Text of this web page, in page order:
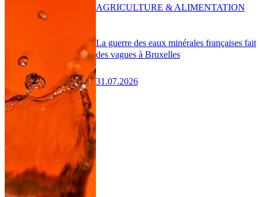
La guerre des eaux minérales françaises fait
des vagues à Bruxelles
31.07.2026
AGRICULTURE & ALIMENTATION